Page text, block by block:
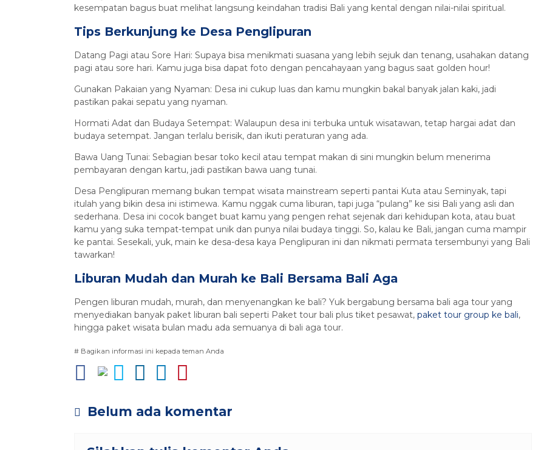
kesempatan bagus buat melihat langsung keindahan tradisi Bali yang kental dengan nilai-nilai spiritual.
Tips Berkunjung ke Desa Penglipuran
Datang Pagi atau Sore Hari: Supaya bisa menikmati suasana yang lebih sejuk dan tenang, usahakan datang
pagi atau sore hari. Kamu juga bisa dapat foto dengan pencahayaan yang bagus saat golden hour!
Gunakan Pakaian yang Nyaman: Desa ini cukup luas dan kamu mungkin bakal banyak jalan kaki, jadi
pastikan pakai sepatu yang nyaman.
Hormati Adat dan Budaya Setempat: Walaupun desa ini terbuka untuk wisatawan, tetap hargai adat dan
budaya setempat. Jangan terlalu berisik, dan ikuti peraturan yang ada.
Bawa Uang Tunai: Sebagian besar toko kecil atau tempat makan di sini mungkin belum menerima
pembayaran dengan kartu, jadi pastikan bawa uang tunai.
Desa Penglipuran memang bukan tempat wisata mainstream seperti pantai Kuta atau Seminyak, tapi
itulah yang bikin desa ini istimewa. Kamu nggak cuma liburan, tapi juga “pulang” ke sisi Bali yang asli dan
sederhana. Desa ini cocok banget buat kamu yang pengen rehat sejenak dari kehidupan kota, atau buat
kamu yang suka tempat-tempat unik dan punya nilai budaya tinggi. So, kalau ke Bali, jangan cuma mampir
ke pantai. Sesekali, yuk, main ke desa-desa kaya Penglipuran ini dan nikmati permata tersembunyi yang Bali
tawarkan!
Liburan Mudah dan Murah ke Bali Bersama Bali Aga
Pengen liburan mudah, murah, dan menyenangkan ke bali? Yuk bergabung bersama bali aga tour yang
menyediakan banyak paket liburan bali seperti Paket tour bali plus tiket pesawat, paket tour group ke bali,
hingga paket wisata bulan madu ada semuanya di bali aga tour.
# Bagikan informasi ini kepada teman Anda
Belum ada komentar